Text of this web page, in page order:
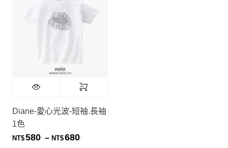
Diane-愛心光波-短袖.長袖
1色
NT$580 – NT$680價格範圍：NT$580. 到 NT$680.